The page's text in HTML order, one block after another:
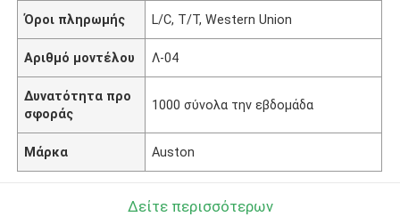
Όροι πληρωμής L/C, T/T, Western Union
Αριθμό μοντέλου Λ-04
Δυνατότητα προ
σφοράς
1000 σύνολα την εβδομάδα
Μάρκα Auston
Δείτε περισσότερων